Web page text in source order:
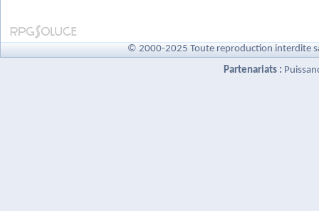
© 2000-2025 Toute reproduction interdite
Partenariats :